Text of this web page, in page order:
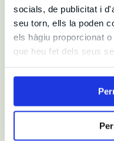
socials, de publicitat i
seu torn, ells la poden
els hàgiu proporcionat
que heu fet dels seus
Et